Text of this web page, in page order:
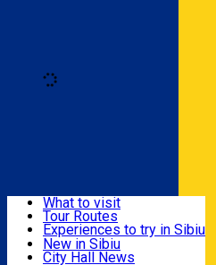
Useful info
Activities & Adventure
What to visit
Tour Routes
Experiences to try in Sibiu
Podcast
Culture
New in Sibiu
City Hall News